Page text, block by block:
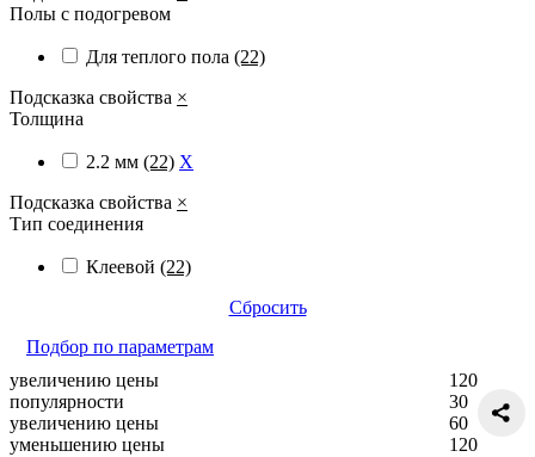
Полы с подогревом
Для теплого пола (22)
Подсказка свойства ×
Толщина
2.2 мм (22) X
Подсказка свойства ×
Тип соединения
Клеевой (22)
Сбросить
Подбор по параметрам
увеличению цены
популярности
увеличению цены
уменьшению цены
120
30
60
120